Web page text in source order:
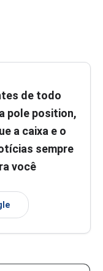
de todo
pole position,
a caixa e o
sempre
você